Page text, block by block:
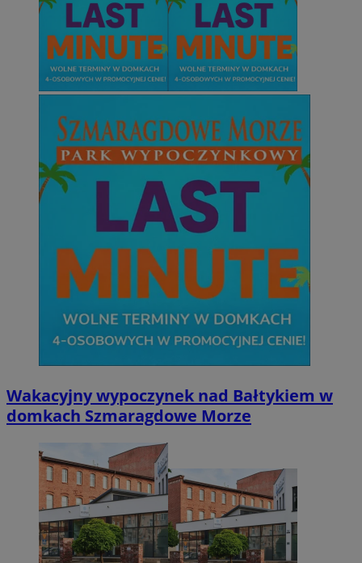
Wakacyjny wypoczynek nad Bałtykiem w
domkach Szmaragdowe Morze